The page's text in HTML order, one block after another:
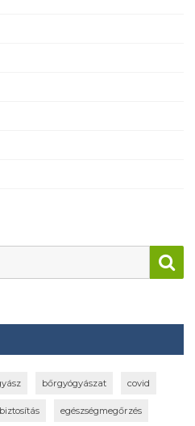
bőrgyógyászat covid
egészségmegőrzés